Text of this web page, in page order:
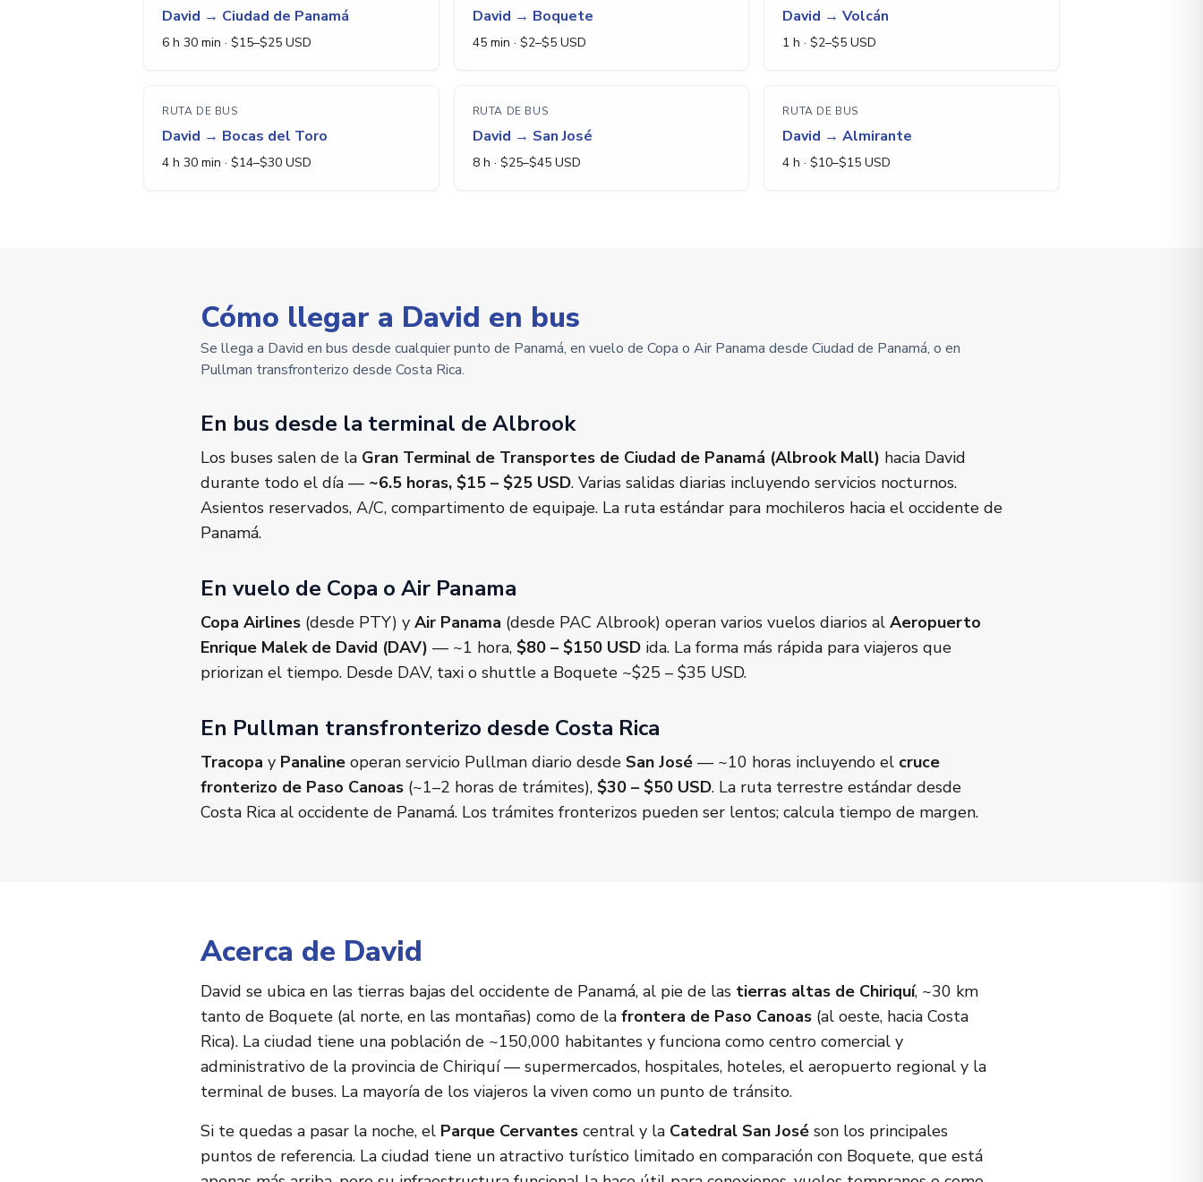
David → Ciudad de Panamá
6 h 30 min · $15–$25 USD
David → Boquete
45 min · $2–$5USD
David →Volcán
1 h · $2–$5 USD
RUTA DE BUS
David → Bocas del Toro
4 h 30 min · $14–$30 USD
RUTA DE BUS
David → San José
8 h · $25–$45USD
RUTA DE BUS
David →Almirante
4 h · $10–$15 USD
Cómo llegar a David en bus
Se llega a David en bus desde cualquier punto de Panamá, en vuelo de Copa o Air Panama desde Ciudad de Panamá, o en
Pullman transfronterizo desde Costa Rica.
En bus desde la terminal de Albrook
Los buses salen de la Gran Terminal de Transportes de Ciudad de Panamá (Albrook Mall) hacia David
durante todo el día — ~6.5 horas, $15 – $25 USD. Varias salidas diarias incluyendo servicios nocturnos.
Asientos reservados, A/C, compartimento de equipaje. La ruta estándar para mochileros hacia el occidente de
Panamá.
En vuelo de Copa o Air Panama
Copa Airlines (desde PTY) y Air Panama (desde PAC Albrook) operan varios vuelos diarios al Aeropuerto
Enrique Malek de David (DAV) — ~1 hora, $80 – $150 USD ida. La forma más rápida para viajeros que
priorizan el tiempo. Desde DAV, taxi o shuttle a Boquete ~$25 – $35 USD.
En Pullman transfronterizo desde Costa Rica
Tracopa y Panaline operan servicio Pullman diario desde San José — ~10 horas incluyendo el cruce
fronterizo de Paso Canoas (~1–2 horas de trámites), $30 – $50 USD. La ruta terrestre estándar desde
Costa Rica al occidente de Panamá. Los trámites fronterizos pueden ser lentos; calcula tiempo de margen.
Acerca de David
David se ubica en las tierras bajas del occidente de Panamá, al pie de las tierras altas de Chiriquí, ~30 km
tanto de Boquete (al norte, en las montañas) como de la frontera de Paso Canoas (al oeste, hacia Costa
Rica). La ciudad tiene una población de ~150,000 habitantes y funciona como centro comercial y
administrativo de la provincia de Chiriquí — supermercados, hospitales, hoteles, el aeropuerto regional y la
terminal de buses. La mayoría de los viajeros la viven como un punto de tránsito.
Si te quedas a pasar la noche, el Parque Cervantes central y la Catedral San José son los principales
puntos de referencia. La ciudad tiene un atractivo turístico limitado en comparación con Boquete, que está